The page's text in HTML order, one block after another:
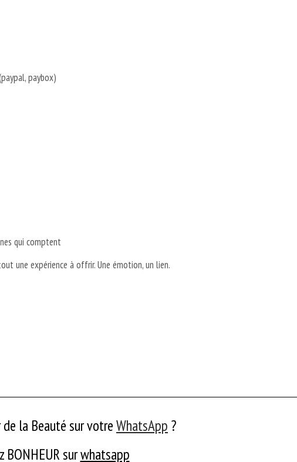
paybox)
qui comptent
une expérience à offrir. Une émotion, un lien.
la Beauté sur votreWhatsApp ?
BONHEUR surwhatsapp